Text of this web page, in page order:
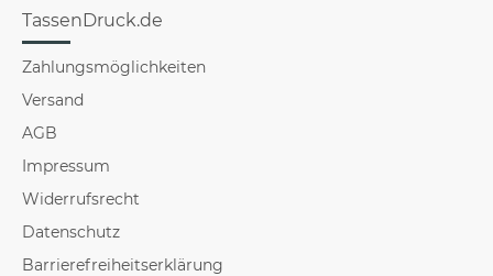
TassenDruck.de
Zahlungsmöglichkeiten
Versand
AGB
Impressum
Widerrufsrecht
Datenschutz
Barrierefreiheitserklärung